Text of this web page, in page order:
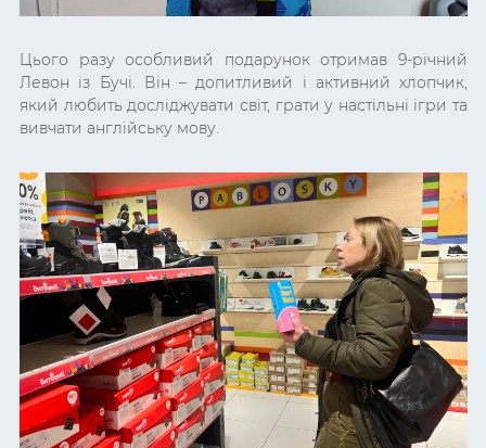
Цього разу особливий подарунок отримав 9-річний
Левон із Бучі. Він – допитливий і активний хлопчик,
який любить досліджувати світ, грати у настільні ігри та
вивчати англійську мову.